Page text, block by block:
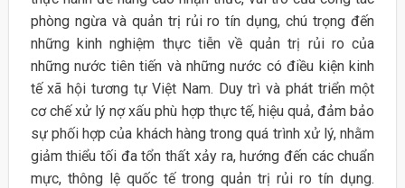
phòng ngừa và quản trị rủi ro tín dụng, chú trọng đến
những kinh nghiệm thực tiễn về quản trị rủi ro của
những nước tiên tiến và những nước có điều kiện kinh
tế xã hội tương tự Việt Nam. Duy trì và phát triển một
cơ chế xử lý nợ xấu phù hợp thực tế, hiệu quả, đảm bảo
sự phối hợp của khách hàng trong quá trình xử lý, nhằm
giảm thiểu tối đa tổn thất xảy ra, hướng đến các chuẩn
mực, thông lệ quốc tế trong quản trị rủi ro tín dụng.